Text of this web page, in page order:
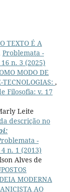
TEXTO É A
Problemata -
n. 3 (2025)
MODO DE
TECNOLOGIAS: ,
Filosofia: v. 17
Leite
descrição no
-
n. 1 (2013)
Alves de
MODERNA
AO